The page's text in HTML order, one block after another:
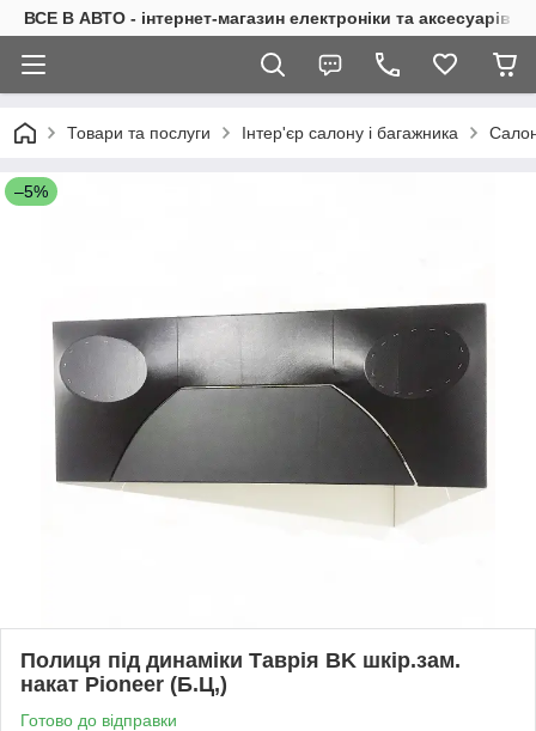
ВСЕ В АВТО - інтернет-магазин електроніки та аксесуарів в
Товари та послуги Інтер'єр салону і багажника
–5%
Полиця під динаміки Таврія BK шкір.зам.
накат Pioneer (Б.Ц,)
Готово до відправки